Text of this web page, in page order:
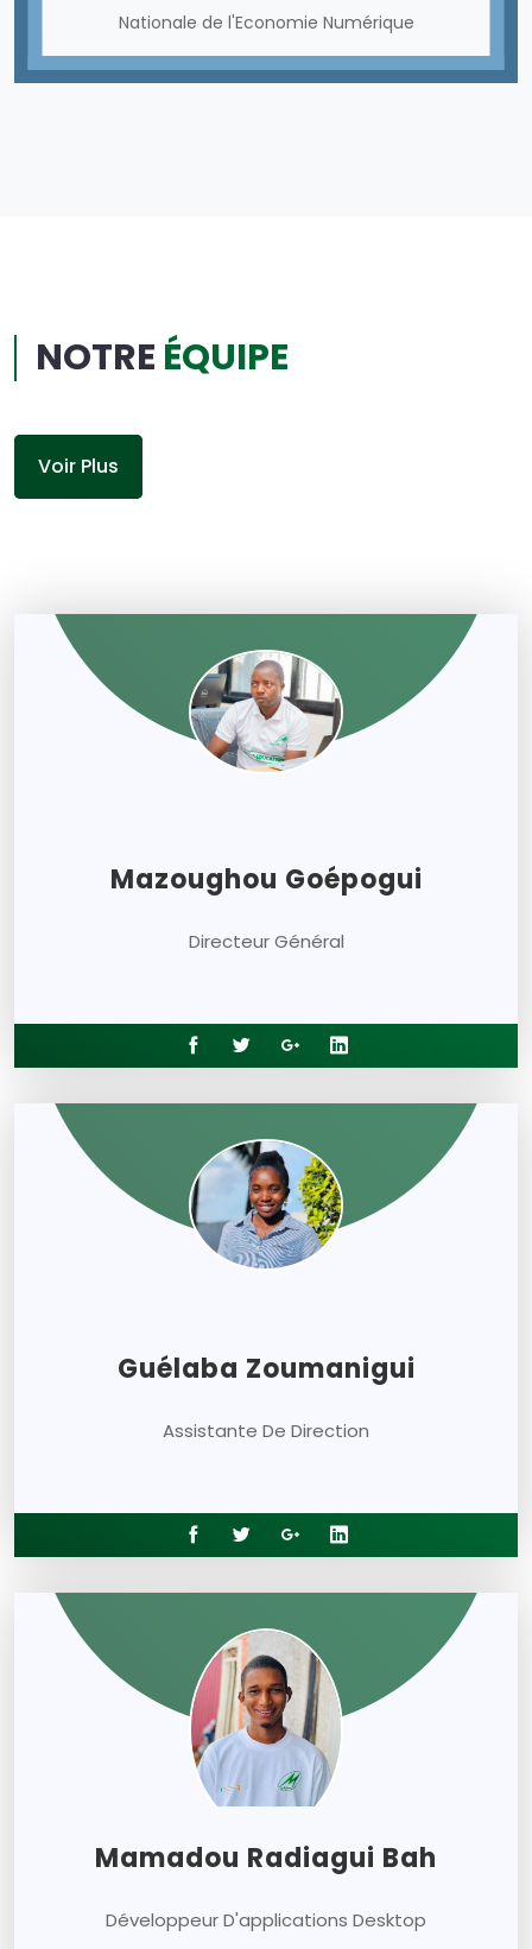
Nationale de l'Economie Numérique
NOTRE ÉQUIPE
Voir Plus
Mazoughou Goépogui
Directeur Général
Guélaba Zoumanigui
Assistante De Direction
Mamadou Radiagui Bah
Développeur D'applications Desktop